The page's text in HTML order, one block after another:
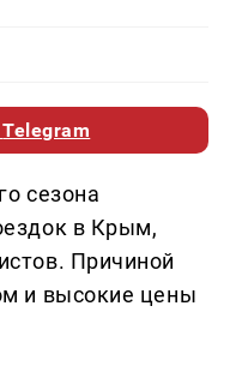
Telegram
сезона
в Крым,
Причиной
и высокие цены